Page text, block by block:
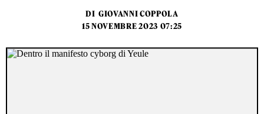
DI GIOVANNI COPPOLA
15 NOVEMBRE 2023 07:25